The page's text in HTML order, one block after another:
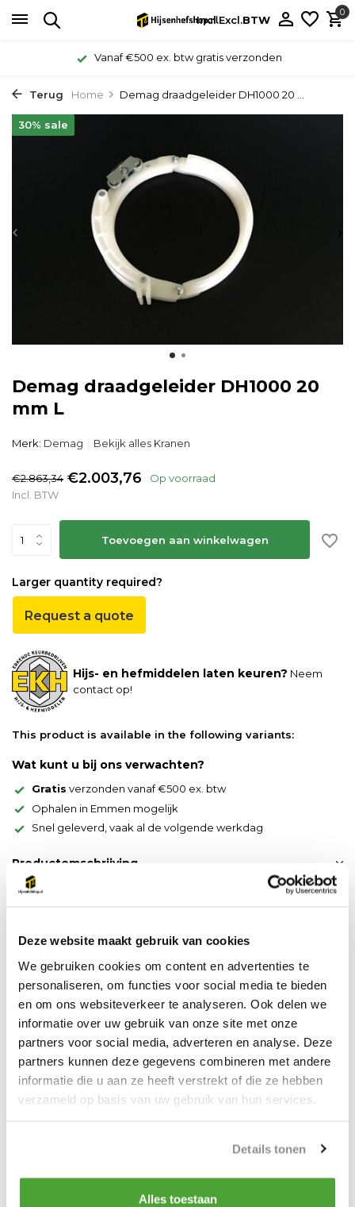
Deze website maakt gebruik van cookies
We gebruiken cookies om content en advertenties te
personaliseren, om functies voor social media te bieden
en om ons websiteverkeer te analyseren. Ook delen we
informatie over uw gebruik van onze site met onze
partners voor social media, adverteren en analyse. Deze
partners kunnen deze gegevens combineren met andere
informatie die u aan ze heeft verstrekt of die ze hebben
verzameld op basis van uw gebruik van hun services.
Details tonen
Alles toestaan
Incl.Excl.BTW
0
Vanaf €500 ex. btw gratis verzonden
Terug Home Demag draadgeleider DH1000 20 ...
Demag draadgeleider DH1000 20
mm L
30% sale
Merk: Demag Bekijk alles Kranen
€2.863,34 €2.003,76
Op voorraad
Incl. BTW
Toevoegen aan winkelwagen
Larger quantity required?
Request a quote
Hijs- en hefmiddelen laten keuren? Neem
contact op!
This product is available in the following variants:
Wat kunt u bij ons verwachten?
Gratis verzonden vanaf €500 ex. btw
Ophalen in Emmen mogelijk
Snel geleverd, vaak al de volgende werkdag
Productomschrijving
Materiaal: Nylon PA12 = zuurbestendig
Productspecificaties
Artikelnummer Deel dit product
Do you have a question about this product?
Our employee is happy to help you find the right product